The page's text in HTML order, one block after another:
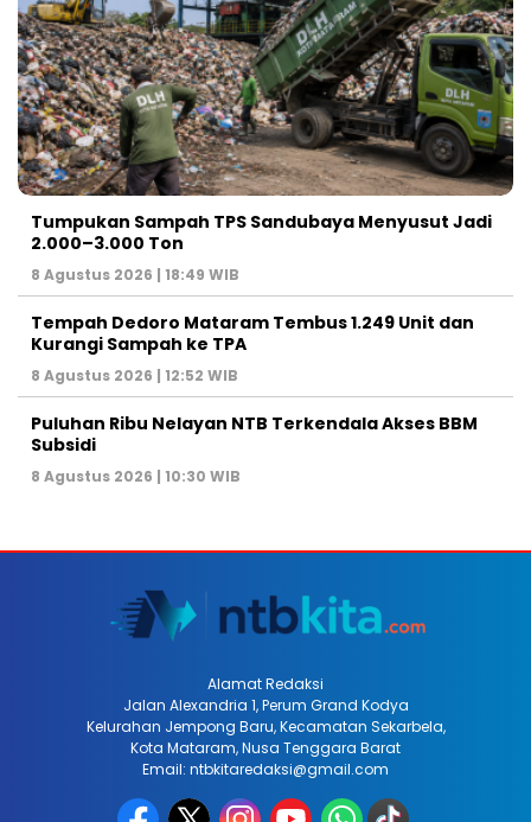
Tumpukan Sampah TPS Sandubaya Menyusut Jadi
2.000–3.000 Ton
8 Agustus 2026 | 18:49 WIB
Tempah Dedoro Mataram Tembus 1.249 Unit dan
Kurangi Sampah ke TPA
8 Agustus 2026 | 12:52 WIB
Puluhan Ribu Nelayan NTB Terkendala Akses BBM
Subsidi
8 Agustus 2026 | 10:30 WIB
Alamat Redaksi
Jalan Alexandria 1, Perum Grand Kodya
Kelurahan Jempong Baru, Kecamatan Sekarbela,
Kota Mataram, Nusa Tenggara Barat
Email: ntbkitaredaksi@gmail.com